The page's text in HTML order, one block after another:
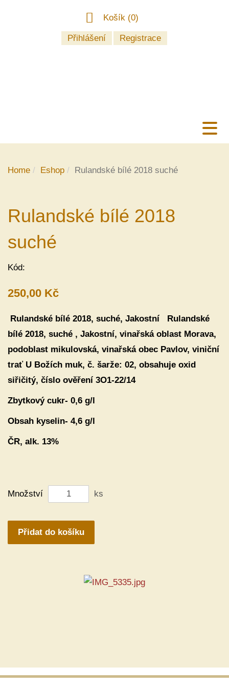
Košík (0)
Přihlášení Registrace
Home Eshop Rulandské bílé 2018 suché
Rulandské bílé 2018
suché
Kód:
250,00 Kč
Rulandské bílé 2018, suché, Jakostní
Rulandské
bílé 2018, suché , Jakostní, vinařská oblast Morava,
podoblast mikulovská, vinařská obec Pavlov, viniční
trať U Božích muk, č. šarže: 02, obsahuje oxid
siřičitý, číslo ověření 3O1-22/14
Zbytkový cukr- 0,6 g/l
Obsah kyselin- 4,6 g/l
ČR, alk. 13%
Množství ks
Přidat do košíku